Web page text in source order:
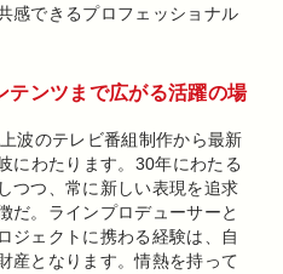
感できるプロフェッショナル
テンツまで広がる活躍の場
波のテレビ番組制作から最新
にわたります。30年にわたる
つつ、常に新しい表現を追求
だ。ラインプロデューサーと
ジェクトに携わる経験は、自
産となります。情熱を持って